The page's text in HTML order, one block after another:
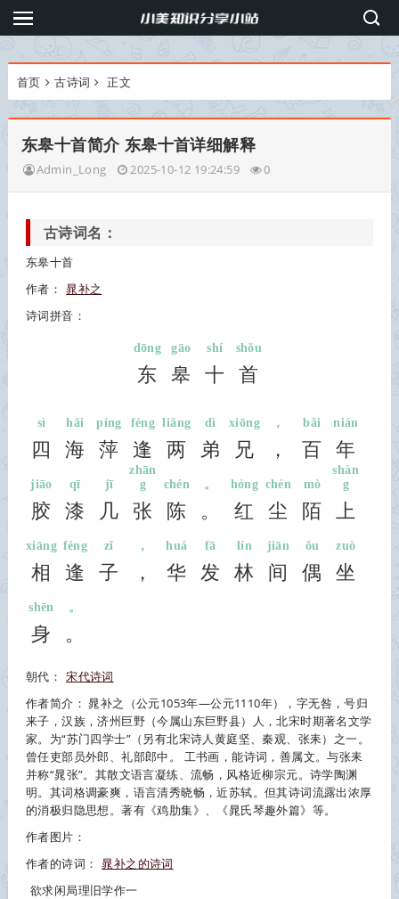
首页 古诗词 正文
东皋十首简介 东皋十首详细解释
Admin_Long 2025-10-12 19:24:59 0
古诗词名：
东皋十首
作者： 晁补之
诗词拼音：
东
dōng
皋
gāo
十
shí
首
shǒu
四
sì
海
hǎi
萍
píng
逢
féng
两
liǎng
弟
dì
兄
xiōng
，
，
百
bǎi
年
nián
胶
jiāo
漆
qī
几
jī
张
zhān
g
陈
chén
。
。
红
hóng
尘
chén
陌
mò
上
shàn
g
相
xiāng
逢
féng
子
zǐ
，
，
华
huá
发
fā
林
lín
间
jiān
偶
ǒu
坐
zuò
身
shēn
。
。
朝代： 宋代诗词
作者简介：晁补之
（公元1053年—公元1110年），字无咎，号归
来子，汉族，济州巨野（今属山东巨野县）人，北宋时期著名文学
家。为“苏门四学士”（另有北宋诗人黄庭坚、秦观、张耒）之一。
曾任吏部员外郎、礼部郎中。 工书画，能诗词，善属文。与张耒
并称“晁张”。其散文语言凝练、流畅，风格近柳宗元。诗学陶渊
明。其词格调豪爽，语言清秀晓畅，近苏轼。但其诗词流露出浓厚
的消极归隐思想。著有《鸡肋集》、《晁氏琴趣外篇》等。
作者图片：
作者的诗词： 晁补之的诗词
欲求闲局理旧学作一